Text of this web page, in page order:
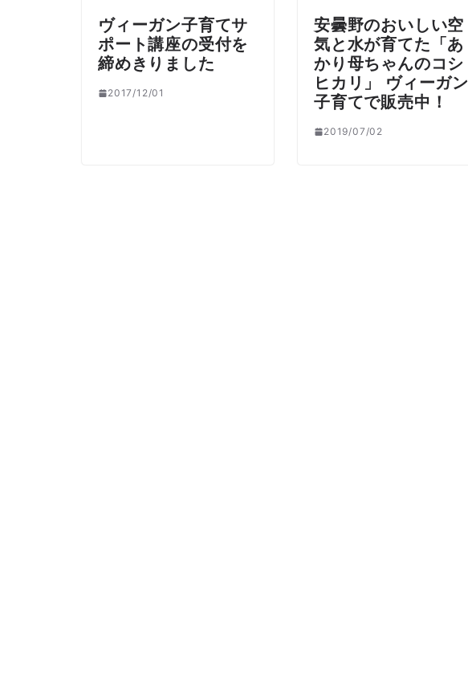
ヴィーガン子育てサ
ポート講座の受付を
締めきりました
2017/12/01
安曇野のおいしい空
気と水が育てた「あ
かり母ちゃんのコシ
ヒカリ」 ヴィーガン
子育てで販売中！
2019/07/02